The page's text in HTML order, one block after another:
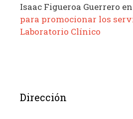
Isaac Figueroa Guerrero en
para promocionar los
Laboratorio Clínico
Dirección